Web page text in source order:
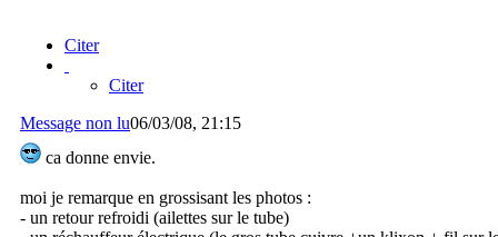
Citer
Citer
Message non lu06/03/08, 21:15
ca donne envie.
moi je remarque en grossisant les photos :
- un retour refroidi (ailettes sur le tube)